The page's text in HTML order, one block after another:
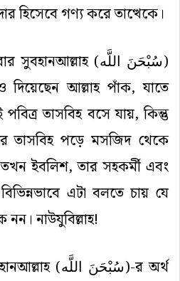
হিসেবে গণ্য করে তাত্থেকে।
সুবহানআল্লাহ (سُبْحَنَ اللَّه)
আল্লাহ পাঁক, যাতে
তাসবিহ বসে যায়, কিন্তু
তাসবিহ পড়ে মসজিদ থেকে
ইবলিশ, তার সহকর্মী এবং
এটা বলতে চায় যে
নাউযুবিল্লাহ!
(سُبْحَنَ اللَّه)-র অর্থ